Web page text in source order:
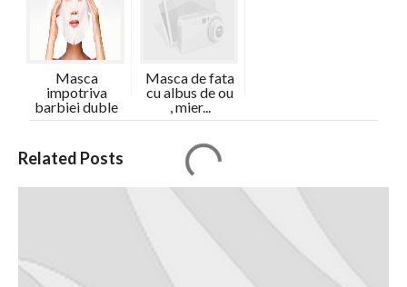
Masca
impotriva
barbiei duble
Masca de fata
cu albus de ou
, mier...
Related Posts
C
t